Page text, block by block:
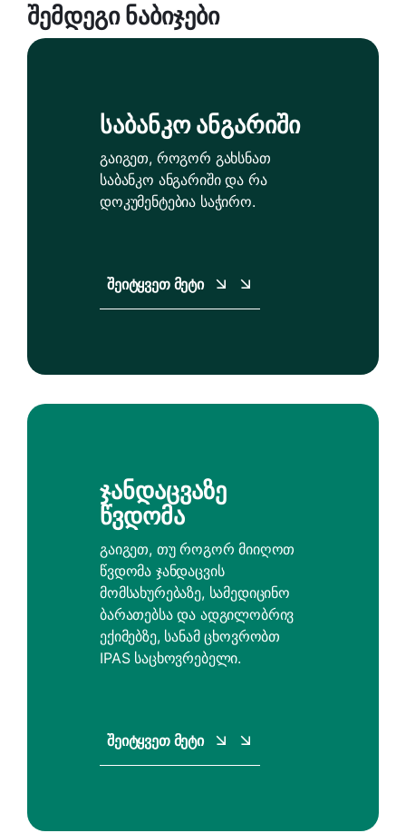
Შემდეგი Ნაბიჯები
Საბანკო Ანგარიში
გაიგეთ, როგორ გახსნათ
საბანკო ანგარიში და რა
დოკუმენტებია საჭირო.
Შეიტყვეთ Მეტი
Ჯანდაცვაზე
Წვდომა
გაიგეთ, თუ როგორ მიიღოთ
წვდომა ჯანდაცვის
მომსახურებაზე, სამედიცინო
ბარათებსა და ადგილობრივ
ექიმებზე, სანამ ცხოვრობთ
IPAS საცხოვრებელი.
Შეიტყვეთ Მეტი